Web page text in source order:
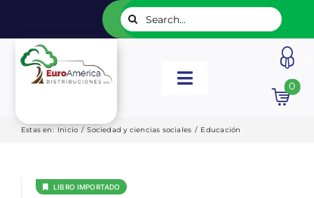
contenido
Buscar:
Toggle
INICIO
0
Estas en: Inicio / Sociedad y ciencias sociales / Educación
LIBRO IMPORTADO